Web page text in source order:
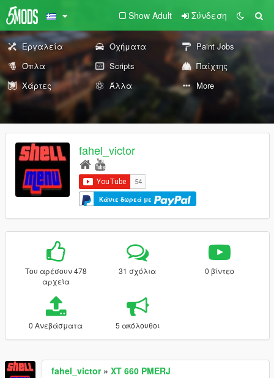
Show Adult Σύνδεση
Εργαλεία Οχήματα
Paint Jobs
Όπλα
Scripts
Παίχτης
Χάρτες
Άλλα More
fahel_victor
Κάντε δωρεά με
Του αρέσουν 478
αρχεία
31 σχόλια 0 βίντεο
0 Ανεβάσματα 5 ακόλουθοι
fahel_victor» XT 660 PMERJ